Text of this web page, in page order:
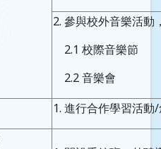
2. 參與校外音樂活動
2.1 校際音樂節
2.2 音樂會
1. 進行合作學習活動